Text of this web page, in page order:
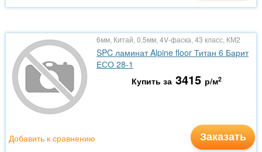
6мм, Китай, 0.5мм, 4V-фаска, 43 класс, КМ2
SPC ламинат Alpine floor Титан 6 Барит
ЕСО 28-1
Купить за 3415 р/м2
Заказать
Добавить к сравнению